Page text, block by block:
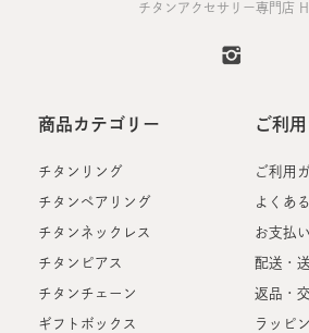
チタンアクセサリー専門店
商品カテゴリー
チタンリング
チタンペアリング
チタンネックレス
チタンピアス
チタンチェーン
ギフトボックス
ご利
ご利用
よくあ
お支払
配送・
返品・
ラッピ